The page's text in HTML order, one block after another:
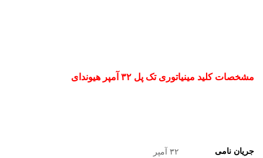
مشخصات کلید مینیاتوری تک پل ۳۲ آمپر هیوندای
جریان نامی ۳۲ آمپر